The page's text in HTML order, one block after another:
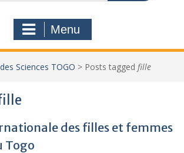
Menu
Sciences TOGO > Posts tagged fille
des filles et femmes
Togo